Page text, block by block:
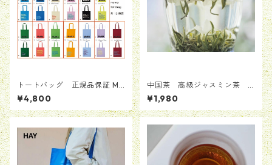
トートバッグ 正規品保証 Mo
ma モマ 男女兼用 カバン
バッグ BAG ヘイ かばん
¥4,800
中国茶 高級ジャスミン茶
茉莉花茶 ジャスミンティ
ー 25g
¥1,980